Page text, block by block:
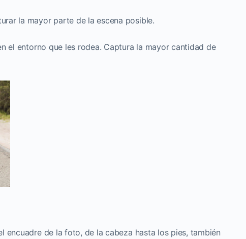
la mayor parte de la escena posible.
el entorno que les rodea. Captura la mayor cantidad de
encuadre de la foto, de la cabeza hasta los pies, también